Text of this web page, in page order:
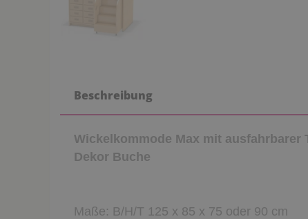
Beschreibung
Wickelkommode Max mit ausfahrbarer
Dekor Buche
Maße: B/H/T 125 x 85 x 75 oder 90 cm